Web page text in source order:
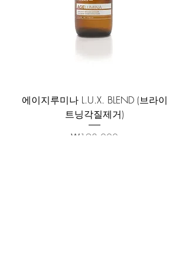
에이지루미나 L.U.X. BLEND (브라이
트닝각질제거)
가격
₩198,000